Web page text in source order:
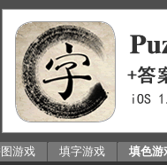
游戏 填字游戏 填色游